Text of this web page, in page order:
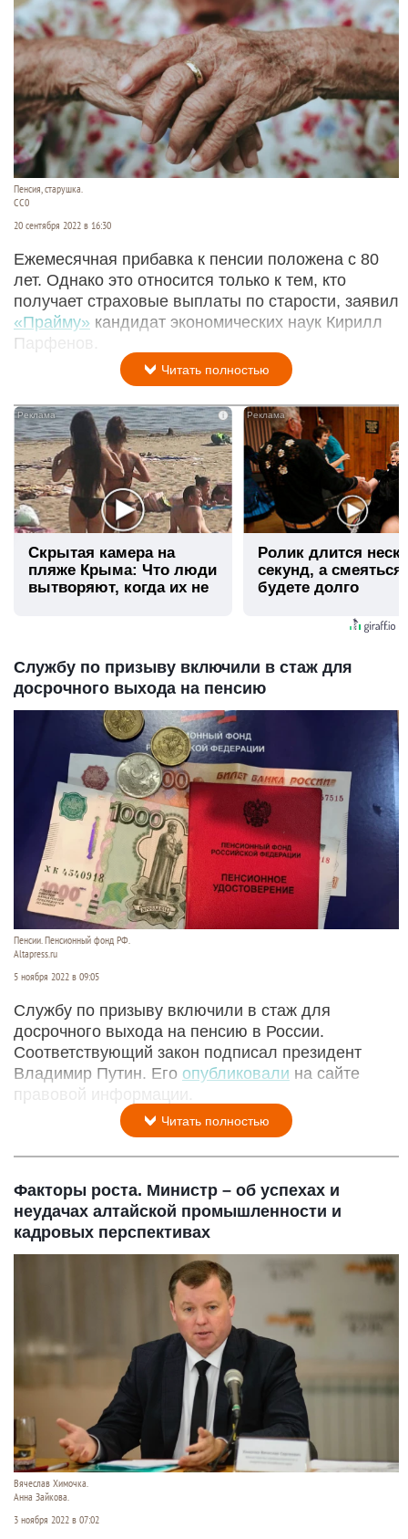
Пенсия, старушка.
CC0
20 сентября 2022 в 16:30
Ежемесячная прибавка к пенсии положена с 80
лет. Однако это относится только к тем, кто
получает страховые выплаты по старости, заявил
«Прайму» кандидат экономических наук Кирилл
Парфенов.
Читать полностью
i
Скрытая камера на
пляже Крыма: Что люди
вытворяют, когда их не
Ролик длится
секунд, а
будете долго
Службу по призыву включили в стаж для
досрочного выхода на пенсию
Пенсии. Пенсионный фонд РФ.
Altapress.ru
5 ноября 2022 в 09:05
Службу по призыву включили в стаж для
досрочного выхода на пенсию в России.
Соответствующий закон подписал президент
Владимир Путин. Его опубликовали на сайте
правовой информации.
Читать полностью
Факторы роста. Министр – об успехах и
неудачах алтайской промышленности и
кадровых перспективах
Вячеслав Химочка.
Анна Зайкова.
3 ноября 2022 в 07:02